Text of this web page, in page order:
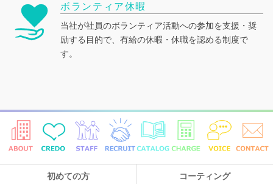
ボランティア休暇
当社が社員のボランティア活動への参加を支援・奨
励する目的で、有給の休暇・休職を認める制度で
す。
初めての方 コーティング